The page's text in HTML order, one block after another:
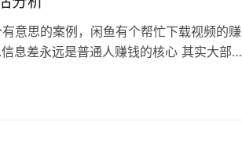
意思的案例，闲鱼有个帮忙下载视频的赚
息差永远是普通人赚钱的核心 其实大部分
，群友肯定知道怎么下载，很早之前就分